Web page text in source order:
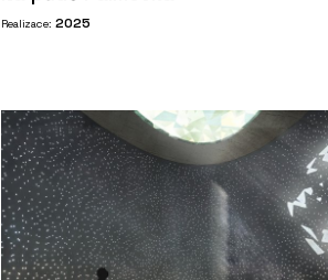
Realizace: 2025